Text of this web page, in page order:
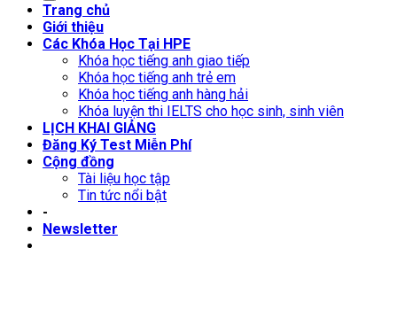
Trang chủ
Giới thiệu
Các Khóa Học Tại HPE
Khóa học tiếng anh giao tiếp
Khóa học tiếng anh trẻ em
Khóa học tiếng anh hàng hải
Khóa luyện thi IELTS cho học sinh, sinh viên
LỊCH KHAI GIẢNG
Đăng Ký Test Miễn Phí
Cộng đồng
Tài liệu học tập
Tin tức nổi bật
-
Newsletter